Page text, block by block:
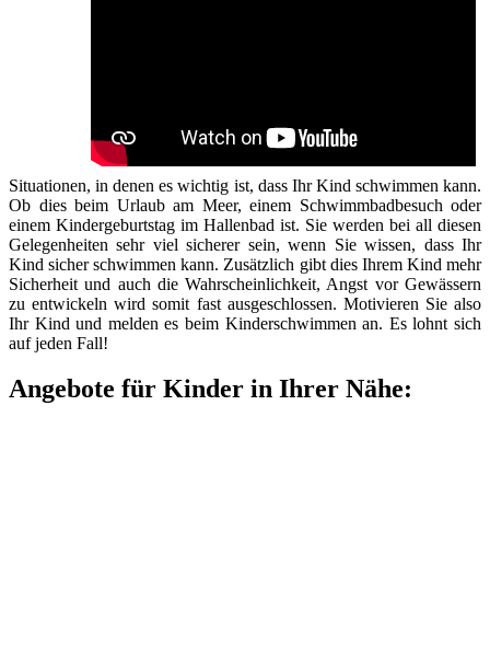
Situationen, in denen es wichtig ist, dass Ihr Kind schwimmen kann.
Ob dies beim Urlaub am Meer, einem Schwimmbadbesuch oder
einem Kindergeburtstag im Hallenbad ist. Sie werden bei all diesen
Gelegenheiten sehr viel sicherer sein, wenn Sie wissen, dass Ihr
Kind sicher schwimmen kann. Zusätzlich gibt dies Ihrem Kind mehr
Sicherheit und auch die Wahrscheinlichkeit, Angst vor Gewässern
zu entwickeln wird somit fast ausgeschlossen. Motivieren Sie also
Ihr Kind und melden es beim Kinderschwimmen an. Es lohnt sich
auf jeden Fall!
Angebote für Kinder in Ihrer Nähe: